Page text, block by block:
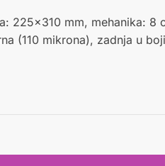
225×310 mm, mehanika: 8
(110 mikrona), zadnja u boji